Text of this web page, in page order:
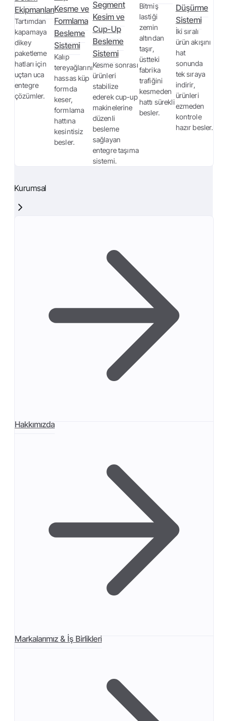
Ekipmanları
Tartımdan
kapamaya
dikey
paketleme
hatları için
uçtan uca
entegre
çözümler.
Kesme ve
Formlama
Besleme
Sistemi
Kalıp
tereyağlarını
hassas küp
formda
keser,
formlama
hattına
kesintisiz
besler.
Segment
Kesim ve
Cup-Up
Besleme
Sistemi
Kesme sonrası
ürünleri
stabilize
ederek cup-up
makinelerine
düzenli
besleme
sağlayan
entegre taşıma
sistemi.
Bitmiş
lastiği
zemin
altından
taşır,
üstteki
fabrika
trafiğini
kesmeden
hattı sürekli
besler.
Düşürme
Sistemi
İki sıralı
ürün akışını
hat
sonunda
tek sıraya
indirir,
ürünleri
ezmeden
kontrole
hazır besler.
Kurumsal
Hakkımızda
Markalarımız & İş Birlikleri